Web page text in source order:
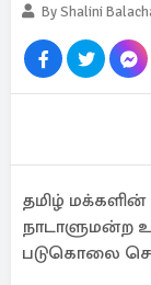
By Shalini
தமிழ்
நாடாளுமன்ற
படுகொலை